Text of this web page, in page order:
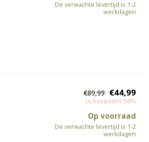
De verwachte levertijd is 1-2
werkdagen
€89,99 €44,99
Je bespaart 50%
Op voorraad
De verwachte levertijd is 1-2
werkdagen